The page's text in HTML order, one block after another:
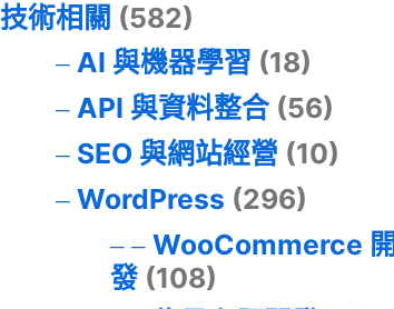
技術相關 (582)
AI 與機器學習 (18)
API 與資料整合(56)
SEO 與網站經營 (10)
WordPress (296)
WooCommerce 開
發(108)